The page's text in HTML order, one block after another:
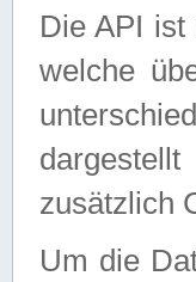
Die API
welche
zusätzlich
Um die